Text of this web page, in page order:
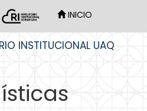
INICIO
INSTITUCIONAL UAQ